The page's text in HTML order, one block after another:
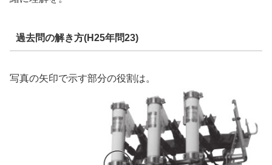
過去問の解き方(H25年問23)
写真の矢印で示す部分の役割は。